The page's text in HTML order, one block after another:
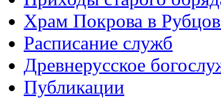
Храм Покрова в
Расписание служб
Древнерусское
Публикации